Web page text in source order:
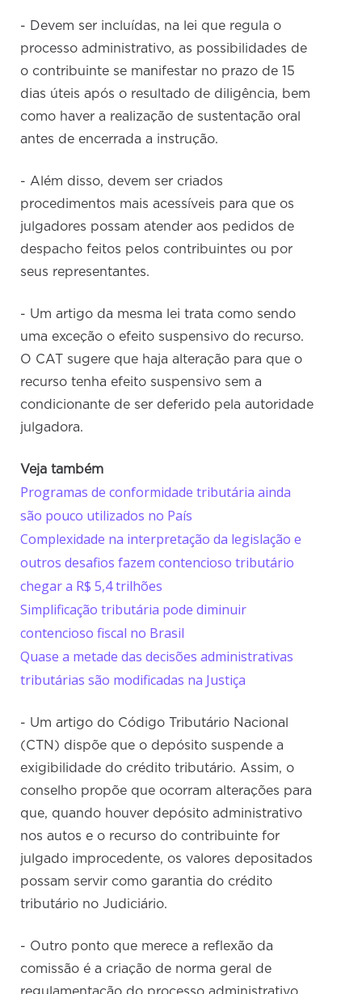
- Devem ser incluídas, na lei que regula o
processo administrativo, as possibilidades de
o contribuinte se manifestar no prazo de 15
dias úteis após o resultado de diligência, bem
como haver a realização de sustentação oral
antes de encerrada a instrução.
- Além disso, devem ser criados
procedimentos mais acessíveis para que os
julgadores possam atender aos pedidos de
despacho feitos pelos contribuintes ou por
seus representantes.
- Um artigo da mesma lei trata como sendo
uma exceção o efeito suspensivo do recurso.
O CAT sugere que haja alteração para que o
recurso tenha efeito suspensivo sem a
condicionante de ser deferido pela autoridade
julgadora.
Veja também
Programas de conformidade tributária ainda
são pouco utilizados no País
Complexidade na interpretação da legislação e
outros desafios fazem contencioso tributário
chegar a R$ 5,4 trilhões
Simplificação tributária pode diminuir
contencioso fiscal no Brasil
Quase a metade das decisões administrativas
tributárias são modificadas na Justiça
- Um artigo do Código Tributário Nacional
(CTN) dispõe que o depósito suspende a
exigibilidade do crédito tributário. Assim, o
conselho propõe que ocorram alterações para
que, quando houver depósito administrativo
nos autos e o recurso do contribuinte for
julgado improcedente, os valores depositados
possam servir como garantia do crédito
tributário no Judiciário.
- Outro ponto que merece a reflexão da
comissão é a criação de norma geral de